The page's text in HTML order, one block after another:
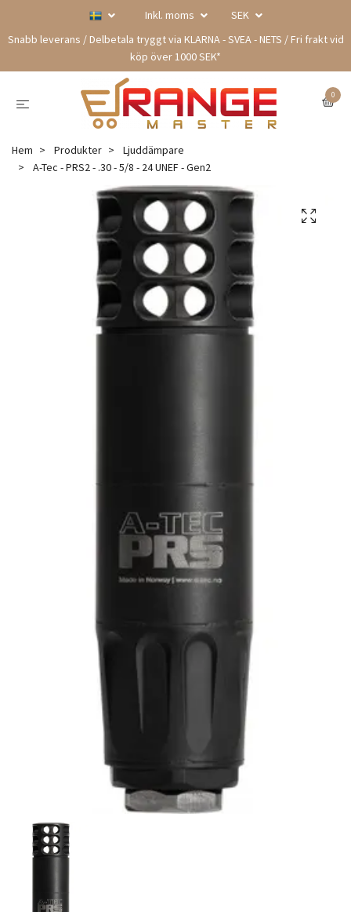
Inkl. moms
SEK
Snabb leverans / Delbetala tryggt via KLARNA - SVEA - NETS / Fri frakt vid
köp över 1000 SEK*
0
Hem Produkter
Ljuddämpare
A-Tec - PRS2 - .30 - 5/8 - 24 UNEF - Gen2